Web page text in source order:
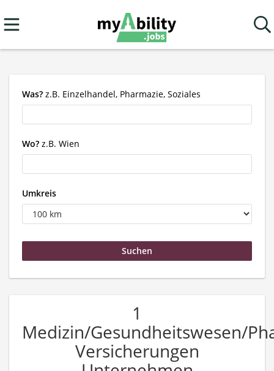
Was? z.B. Einzelhandel, Pharmazie, Soziales
Wo? z.B. Wien
Umkreis
1
Medizin/Gesundheitswesen/
Versicherungen